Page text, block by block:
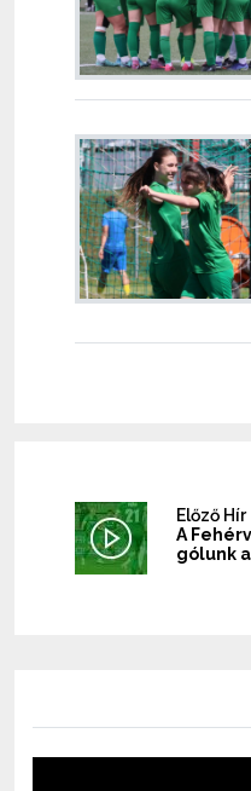
Előző Hír
A
gólunk